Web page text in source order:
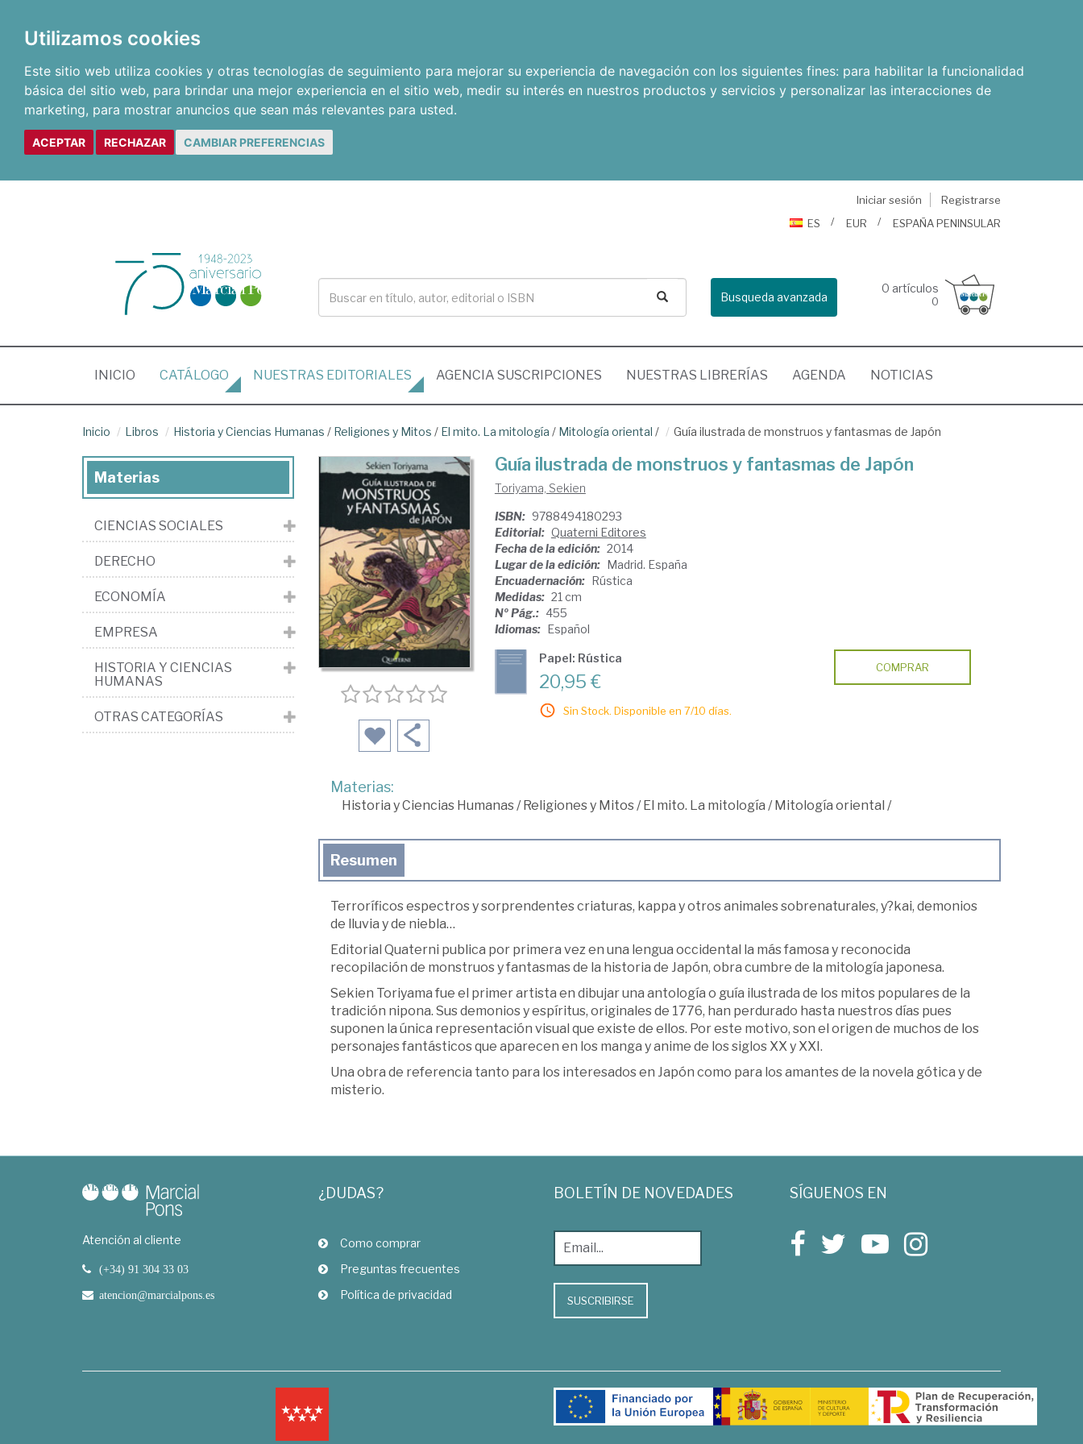
Utilizamos cookies
Este sitio web utiliza cookies y otras tecnologías de seguimiento para mejorar su experiencia de navegación con los siguientes fines: para habilitar la funcionalidad
básica del sitio web, para brindar una mejor experiencia en el sitio web, medir su interés en nuestros productos y servicios y personalizar las interacciones de
marketing, para mostrar anuncios que sean más relevantes para usted.
ACEPTAR RECHAZAR CAMBIAR PREFERENCIAS
Iniciar sesión
Registrarse
ES
EUR ESPAÑA PENINSULAR
Busqueda avanzada
0 artículos
0
INICIO (CURRENT)
CATÁLOGO NUESTRAS EDITORIALES AGENCIA SUSCRIPCIONES NUESTRAS LIBRERÍAS AGENDA NOTICIAS
Inicio Libros Historia y Ciencias Humanas / Religiones y Mitos / El mito. La mitología / Mitología oriental / Guía ilustrada de monstruos y fantasmas de Japón
Guía ilustrada de monstruos y fantasmas de Japón
Toriyama, Sekien
ISBN: 9788494180293
Editorial: Quaterni Editores
Fecha de la edición: 2014
Lugar de la edición: Madrid. España
Encuadernación: Rústica
Medidas: 21 cm
Nº Pág.: 455
Idiomas: Español
Papel: Rústica
20,95 €
Sin Stock. Disponible en 7/10 días.
COMPRAR
Materias:
Historia y Ciencias Humanas/Religiones y Mitos/El mito. La mitología /Mitología oriental /
Resumen
Terroríficos espectros y sorprendentes criaturas, kappa y otros animales sobrenaturales, y?kai, demonios
de lluvia y de niebla…
Editorial Quaterni publica por primera vez en una lengua occidental la más famosa y reconocida
recopilación de monstruos y fantasmas de la historia de Japón, obra cumbre de la mitología japonesa.
Sekien Toriyama fue el primer artista en dibujar una antología o guía ilustrada de los mitos populares de la
tradición nipona. Sus demonios y espíritus, originales de 1776, han perdurado hasta nuestros días pues
suponen la única representación visual que existe de ellos. Por este motivo, son el origen de muchos de los
personajes fantásticos que aparecen en los manga y anime de los siglos XX y XXI.
Una obra de referencia tanto para los interesados en Japón como para los amantes de la novela gótica y de
misterio.
Materias
CIENCIAS SOCIALES
DERECHO
ECONOMÍA
EMPRESA
HISTORIA Y CIENCIAS
HUMANAS
OTRAS CATEGORÍAS
Atención al cliente
(+34) 91 304 33 03
atencion@marcialpons.es
¿DUDAS?
Como comprar
Preguntas frecuentes
Política de privacidad
BOLETÍN DE NOVEDADES
SUSCRIBIRSE
SÍGUENOS EN